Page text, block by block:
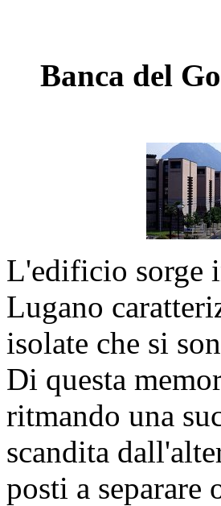
Banca del
L'edificio sorge
Lugano
isolate che si
Di questa
ritmando una
scandita
posti a separare